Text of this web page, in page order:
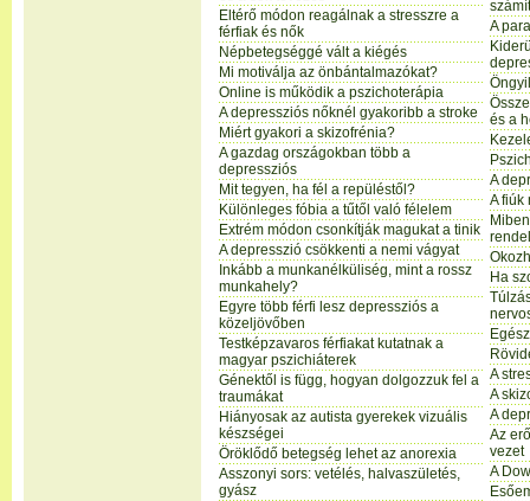
Eltérő módon reagálnak a stresszre a
férfiak és nők
Népbetegséggé vált a kiégés
Mi motiválja az önbántalmazókat?
Online is működik a pszichoterápia
A depressziós nőknél gyakoribb a stroke
Miért gyakori a skizofrénia?
A gazdag országokban több a
depressziós
Mit tegyen, ha fél a repüléstől?
Különleges fóbia a tűtől való félelem
Extrém módon csonkítják magukat a tinik
A depresszió csökkenti a nemi vágyat
Inkább a munkanélküliség, mint a rossz
munkahely?
Egyre több férfi lesz depressziós a
közeljövőben
Testképzavaros férfiakat kutatnak a
magyar pszichiáterek
Génektől is függ, hogyan dolgozzuk fel a
traumákat
Hiányosak az autista gyerekek vizuális
készségei
Öröklődő betegség lehet az anorexia
Asszonyi sors: vetélés, halvaszületés,
gyász
A
és a
A
A fiúk
Ha
A
A
A
Az
vezet
A